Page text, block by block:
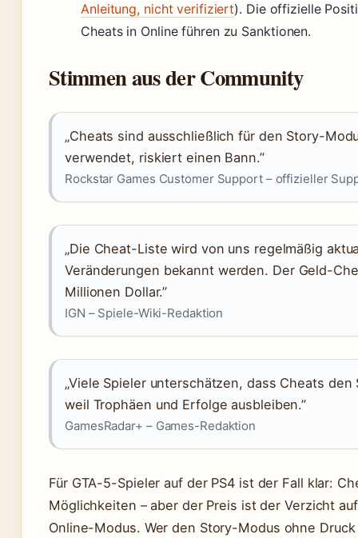
Anleitung, nicht verifiziert). Die offizielle
Cheats in Online führen zu Sanktionen.
Stimmen aus der Community
„Cheats sind ausschließlich für den Story-
verwendet, riskiert einen Bann.”
Rockstar Games Customer Support – offizieller
„Die Cheat-Liste wird von uns regelmäßig
Veränderungen bekannt werden. Der Geld-
Millionen Dollar.”
IGN – Spiele-Wiki-Redaktion
„Viele Spieler unterschätzen, dass Cheats
weil Trophäen und Erfolge ausbleiben.”
GamesRadar+ – Games-Redaktion
Für GTA-5-Spieler auf der PS4 ist der Fall klar:
Möglichkeiten – aber der Preis ist der Verzicht
Online-Modus. Wer den Story-Modus ohne